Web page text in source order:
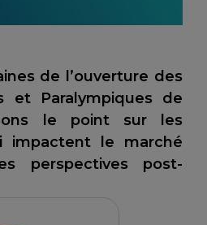
de l’ouverture des
et Paralympiques de
le point sur les
impactent le marché
perspectives post-